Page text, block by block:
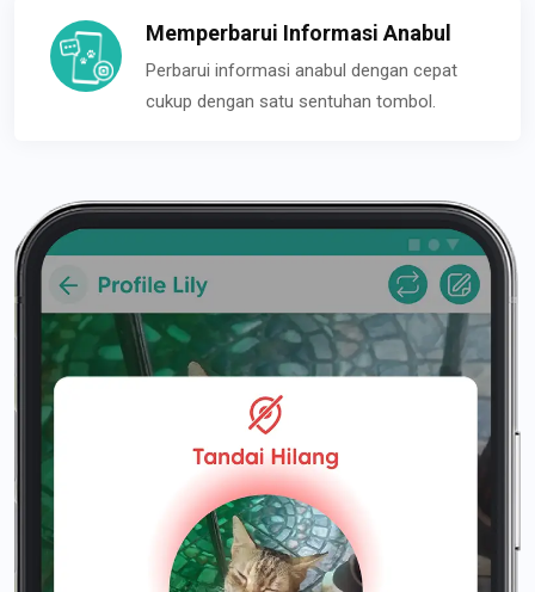
Memperbarui Informasi Anabul
Perbarui informasi anabul dengan cepat
cukup dengan satu sentuhan tombol.